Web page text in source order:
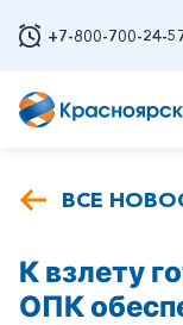
+7-800-700-24-
ВСЕ
К взлету
ОПК